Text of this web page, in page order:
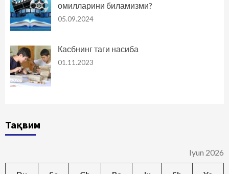
омилларини биламизми?
05.09.2024
Касбнинг таги насиба
01.11.2023
Тақвим
Iyun 2026